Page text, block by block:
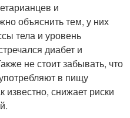
и
объяснить тем, у них
тела и уровень
диабет и
не стоит забывать, что
в пищу
известно, снижает риски